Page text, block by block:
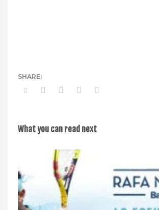
What you can read next